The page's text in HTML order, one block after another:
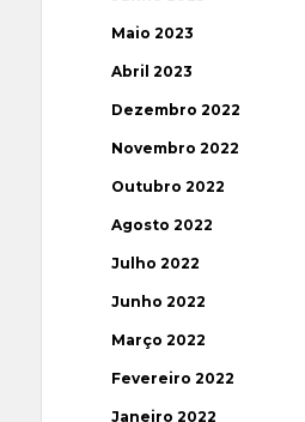
Maio 2023
Abril 2023
Dezembro 2022
Novembro 2022
Outubro 2022
Agosto 2022
Julho 2022
Junho 2022
Março 2022
Fevereiro 2022
Janeiro 2022